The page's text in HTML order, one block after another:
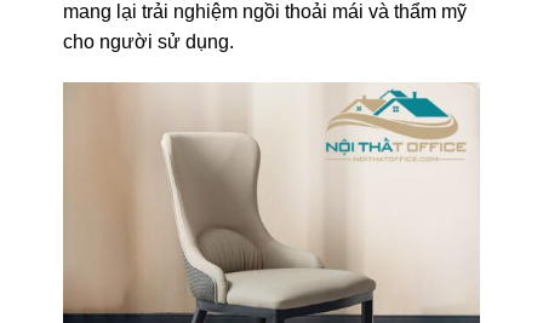
mang lại trải nghiệm ngồi thoải mái và thẩm mỹ
cho người sử dụng.